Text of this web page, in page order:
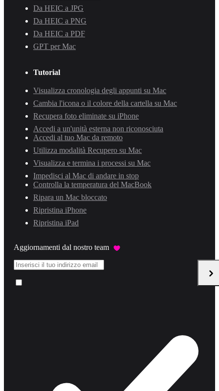
Da HEIC a JPG
Da HEIC a PNG
Da HEIC a PDF
GPT per Mac
Tutorial
Visualizza cronologia degli appunti su Mac
Cambia l'icona o il colore della cartella su Mac
Recupera foto eliminate su iPhone
Accedi a un'unità esterna non riconosciuta
Accedi al tuo Mac da remoto
Utilizza modalità Recupero su Mac
Visualizza e termina i processi su Mac
Impedisci al Mac di andare in stop
Controlla la temperatura del MacBook
Ripara un Mac bloccato
Ripristina iPhone
Ripristina iPad
Aggiornamenti dal nostro team